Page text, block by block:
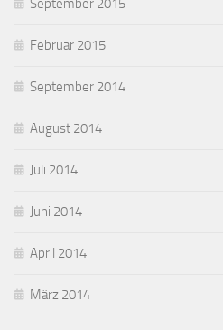
September 2015
Februar 2015
September 2014
August 2014
Juli 2014
Juni 2014
April 2014
März 2014